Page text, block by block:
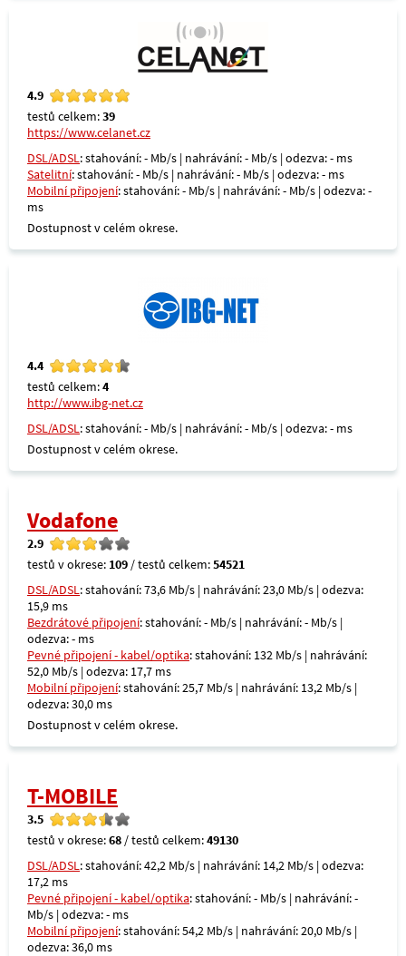
4.9
testů celkem:39
https://www.celanet.cz
DSL/ADSL: stahování: - Mb/s | nahrávání: - Mb/s | odezva: - ms
Satelitní: stahování: - Mb/s | nahrávání: - Mb/s | odezva: - ms
Mobilní připojení: stahování: - Mb/s | nahrávání: - Mb/s | odezva: -
ms
Dostupnost v celém okrese.
4.4
testů celkem:4
http://www.ibg-net.cz
DSL/ADSL: stahování: - Mb/s | nahrávání: - Mb/s | odezva: - ms
Dostupnost v celém okrese.
Vodafone
2.9
testů v okrese: 109 / testů celkem:54521
DSL/ADSL: stahování: 73,6 Mb/s | nahrávání: 23,0 Mb/s | odezva:
15,9 ms
Bezdrátové připojení: stahování: - Mb/s | nahrávání: - Mb/s |
odezva: - ms
Pevné připojení - kabel/optika: stahování: 132 Mb/s | nahrávání:
52,0 Mb/s | odezva: 17,7 ms
Mobilní připojení: stahování: 25,7 Mb/s | nahrávání: 13,2 Mb/s |
odezva: 30,0 ms
Dostupnost v celém okrese.
T-MOBILE
3.5
testů v okrese:68 / testů celkem:49130
DSL/ADSL: stahování: 42,2 Mb/s | nahrávání: 14,2 Mb/s | odezva:
17,2 ms
Pevné připojení - kabel/optika: stahování: - Mb/s | nahrávání: -
Mb/s | odezva: - ms
Mobilní připojení: stahování: 54,2 Mb/s | nahrávání: 20,0 Mb/s |
odezva: 36,0 ms